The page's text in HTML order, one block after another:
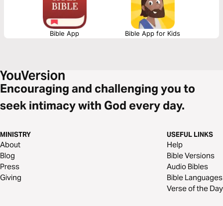
Bible App Bible App for Kids
Encouraging and challenging you to
seek intimacy with God every day.
MINISTRY
About
Blog
Press
Giving
USEFUL LINKS
Help
Bible Versions
Audio Bibles
Bible Languages
Verse of the Day